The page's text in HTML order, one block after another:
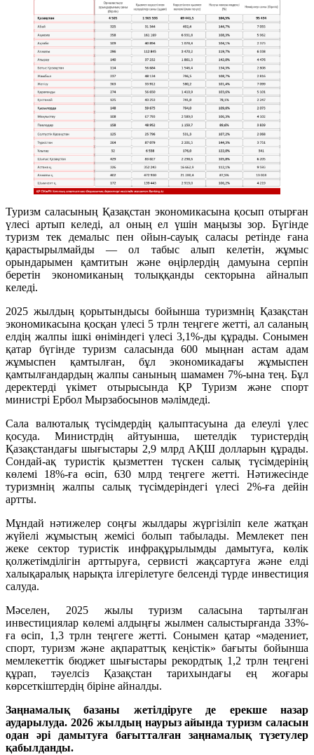
Туризм саласының Қазақстан экономикасына қосып отырған
үлесі артып келеді, ал оның ел үшін маңызы зор. Бүгінде
туризм тек демалыс пен ойын-сауық саласы ретінде ғана
қарастырылмайды — ол табыс алып келетін, жұмыс
орындарымен қамтитын және өңірлердің дамуына серпін
беретін экономиканың толыққанды секторына айналып
келеді.
2025 жылдың қорытындысы бойынша туризмнің Қазақстан
экономикасына қосқан үлесі 5 трлн теңгеге жетті, ал саланың
елдің жалпы ішкі өніміндегі үлесі 3,1%-ды құрады. Сонымен
қатар бүгінде туризм саласында 600 мыңнан астам адам
жұмыспен қамтылған, бұл экономикадағы жұмыспен
қамтылғандардың жалпы санының шамамен 7%-ына тең. Бұл
деректерді үкімет отырысында ҚР Туризм және спорт
министрі Ербол Мырзабосынов мәлімдеді.
Сала валюталық түсімдердің қалыптасуына да елеулі үлес
қосуда. Министрдің айтуынша, шетелдік туристердің
Қазақстандағы шығыстары 2,9 млрд АҚШ долларын құрады.
Сондай-ақ туристік қызметтен түскен салық түсімдерінің
көлемі 18%-ға өсіп, 630 млрд теңгеге жетті. Нәтижесінде
туризмнің жалпы салық түсімдеріндегі үлесі 2%-ға дейін
артты.
Мұндай нәтижелер соңғы жылдары жүргізіліп келе жатқан
жүйелі жұмыстың жемісі болып табылады. Мемлекет пен
жеке сектор туристік инфрақұрылымды дамытуға, көлік
қолжетімділігін арттыруға, сервисті жақсартуға және елді
халықаралық нарықта ілгерілетуге белсенді түрде инвестиция
салуда.
Мәселен, 2025 жылы туризм саласына тартылған
инвестициялар көлемі алдыңғы жылмен салыстырғанда 33%-
ға өсіп, 1,3 трлн теңгеге жетті. Сонымен қатар «мәдениет,
спорт, туризм және ақпараттық кеңістік» бағыты бойынша
мемлекеттік бюджет шығыстары рекордтық 1,2 трлн теңгені
құрап, тәуелсіз Қазақстан тарихындағы ең жоғары
көрсеткіштердің біріне айналды.
Заңнамалық базаны жетілдіруге де ерекше назар
аударылуда. 2026 жылдың наурыз айында туризм саласын
одан әрі дамытуға бағытталған заңнамалық түзетулер
қабылданды.